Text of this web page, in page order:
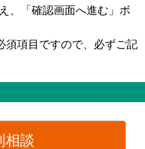
、「確認画面へ進む」ボ
須項目ですので、必ずご記
相談